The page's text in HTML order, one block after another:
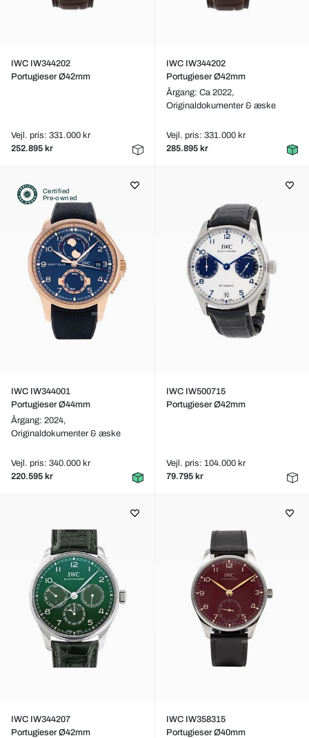
IWC IW344202
Portugieser Ø42mm
Vejl. pris: 331.000 kr
252.895 kr
IWC IW344202
Portugieser Ø42mm
Årgang: Ca 2022,
Originaldokumenter & æske
Vejl. pris: 331.000 kr
285.895 kr
Certified
Pre-owned
IWC IW344001
Portugieser Ø44mm
Årgang: 2024,
Originaldokumenter & æske
Vejl. pris: 340.000 kr
220.595 kr
IWC IW500715
Portugieser Ø42mm
Vejl. pris: 104.000 kr
79.795 kr
IWC IW344207
Portugieser Ø42mm
IWC IW358315
Portugieser Ø40mm